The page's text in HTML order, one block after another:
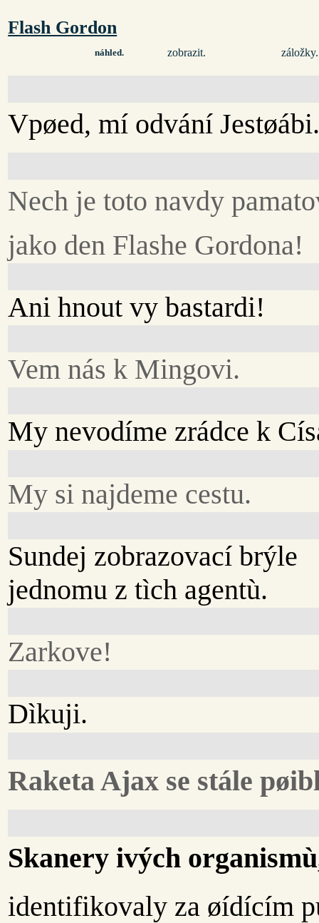
Flash Gordon
náhled. zobrazit. záložky.
Vpøed, mí odvání
Nech je toto navdy
jako den Flashe Gordona!
Ani hnout vy bastardi!
Vem nás k Mingovi.
My nevodíme zrádce k
My si najdeme cestu.
Sundej zobrazovací brýle
jednomu z tìch agentù.
Zarkove!
Dìkuji.
Raketa Ajax se stále
Skanery ivých
identifikovaly za øídícím